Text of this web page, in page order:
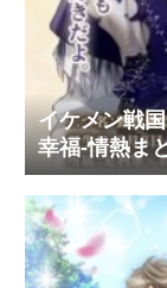
イケメン戦
幸福-情熱ま